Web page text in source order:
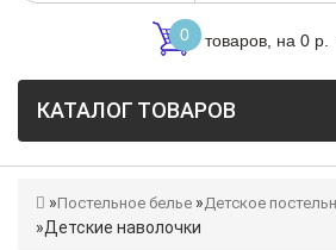
0 товаров, на 0 р.
КАТАЛОГ ТОВАРОВ
Постельное белье Детское
Детские наволочки